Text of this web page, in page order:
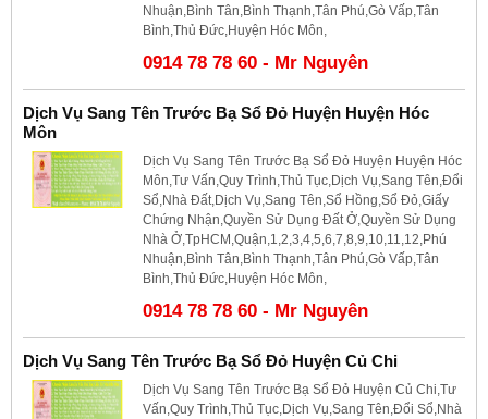
Nhuận,Bình Tân,Bình Thạnh,Tân Phú,Gò Vấp,Tân
Bình,Thủ Đức,Huyện Hóc Môn,
0914 78 78 60 - Mr Nguyên
Dịch Vụ Sang Tên Trước Bạ Sổ Đỏ Huyện Huyện Hóc
Môn
Dịch Vụ Sang Tên Trước Bạ Sổ Đỏ Huyện Huyện Hóc
Môn,Tư Vấn,Quy Trình,Thủ Tục,Dịch Vụ,Sang Tên,Đổi
Sổ,Nhà Đất,Dịch Vụ,Sang Tên,Sổ Hồng,Sổ Đỏ,Giấy
Chứng Nhận,Quyền Sử Dụng Đất Ở,Quyền Sử Dụng
Nhà Ở,TpHCM,Quận,1,2,3,4,5,6,7,8,9,10,11,12,Phú
Nhuận,Bình Tân,Bình Thạnh,Tân Phú,Gò Vấp,Tân
Bình,Thủ Đức,Huyện Hóc Môn,
0914 78 78 60 - Mr Nguyên
Dịch Vụ Sang Tên Trước Bạ Sổ Đỏ Huyện Củ Chi
Dịch Vụ Sang Tên Trước Bạ Sổ Đỏ Huyện Củ Chi,Tư
Vấn,Quy Trình,Thủ Tục,Dịch Vụ,Sang Tên,Đổi Sổ,Nhà